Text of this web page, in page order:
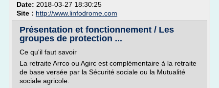
Date: 2018-03-27 18:30:25
Site : http://www.linfodrome.com
Présentation et fonctionnement / Les
groupes de protection ...
Ce qu'il faut savoir
La retraite Arrco ou Agirc est complémentaire à la retraite
de base versée par la Sécurité sociale ou la Mutualité
sociale agricole.